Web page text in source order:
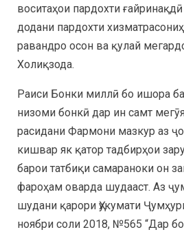
воситаҳои пардохти
додани пардохти
равандро осон ва қулай
Холиқзода.
Раиси Бонки миллӣ бо ишора
низоми бонкӣ дар ин самт
расидани Фармони мазкур аз
кишвар як қатор тадбирҳои
барои татбиқи самараноки он
фароҳам оварда шудааст. Аз
шудани қарори Ҳукумати
ноябри соли 2018, №565 “Дар